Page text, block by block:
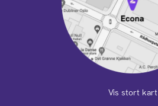
Vis stort kart